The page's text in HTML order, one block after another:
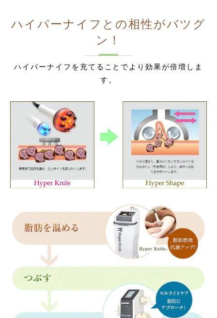
ハイパーナイフとの相性がバツグ
ン！
ハイパーナイフを充てることでより効果が倍増しま
す。